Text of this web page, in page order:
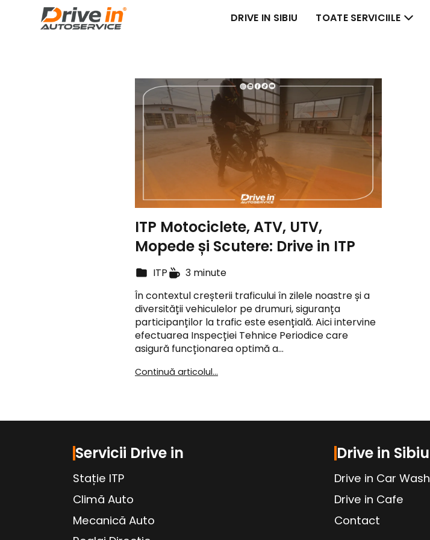
DRIVE IN SIBIU TOATE SERVICIILE
ITP Motociclete, ATV, UTV,
Mopede și Scutere: Drive in ITP
ITP
3 minute
În contextul creșterii traficului în zilele noastre și a
diversității vehiculelor pe drumuri, siguranța
participanților la trafic este esențială. Aici intervine
efectuarea Inspecției Tehnice Periodice care
asigură funcționarea optimă a…
Continuă articolul...
Servicii Drive in
Stație ITP
Climă Auto
Mecanică Auto
Drive in Sibiu
Drive in Car Wash
Drive in Cafe
Contact